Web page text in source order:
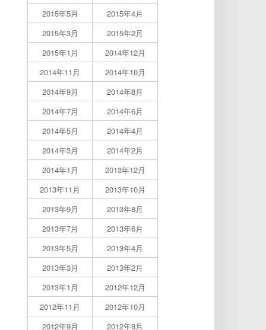
2015年5月
2015年4月
2015年3月
2015年2月
2015年1月
2014年12月
2014年11月
2014年10月
2014年9月
2014年8月
2014年7月
2014年6月
2014年5月
2014年4月
2014年3月
2014年2月
2014年1月
2013年12月
2013年11月
2013年10月
2013年9月
2013年8月
2013年7月
2013年6月
2013年5月
2013年4月
2013年3月
2013年2月
2013年1月
2012年12月
2012年11月
2012年10月
2012年9月
2012年8月